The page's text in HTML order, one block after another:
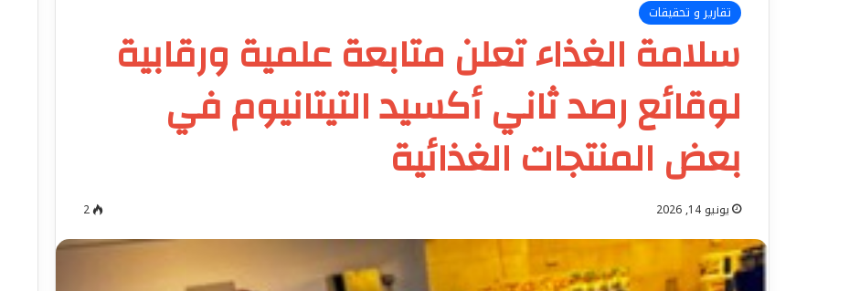
تقارير و تحقيقات
سلامة الغذاء تعلن متابعة علمية ورقابية
لوقائع رصد ثاني أكسيد التيتانيوم في
بعض المنتجات الغذائية
يونيو 14, 2026 2